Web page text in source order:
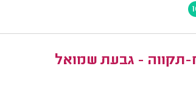
תקווה - גבעת שמואל